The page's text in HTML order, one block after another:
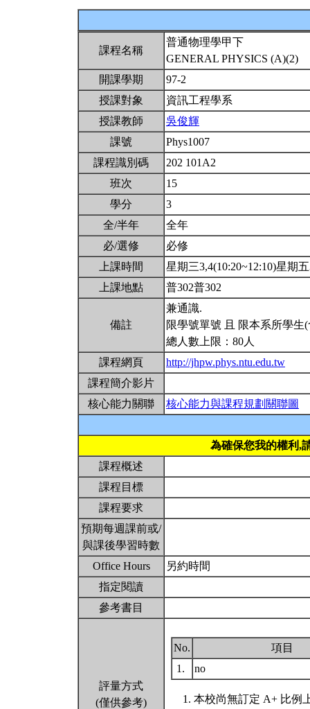
課程名稱
普通物理學甲下
GENERAL PHYSICS (A)(2)
開課學期
97-2
授課對象
資訊工程學系
授課教師
吳俊輝
課號
Phys1007
課程識別碼
202 101A2
班次
15
學分
3
全/半年
全年
必/選修
必修
上課時間
星期三3,4(10:20~12:10)星期
上課地點
普302普302
備註
兼通識.
限學號單號 且 限本系所學生
總人數上限：80人
課程網頁
http://jhpw.phys.ntu.edu.tw
課程簡介影片
核心能力關聯
核心能力與課程規劃關聯圖
為確保您我的權利,
課程概述
課程目標
課程要求
預期每週課前或/
與課後學習時數
Office Hours
另約時間
指定閱讀
參考書目
評量方式
(僅供參考)
No.
項目
1.
no
本校尚無訂定 A+ 比例